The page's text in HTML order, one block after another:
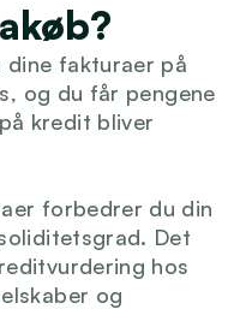
fakturaer på
og du får pengene
kredit bliver
forbedrer du din
Det
hos
og